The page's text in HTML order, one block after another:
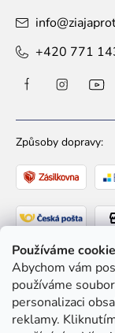
Používáme
Abychom vám
používáme
personalizaci
reklamy.
info@
+420 771
Způsoby dopravy:
Způsoby platby: